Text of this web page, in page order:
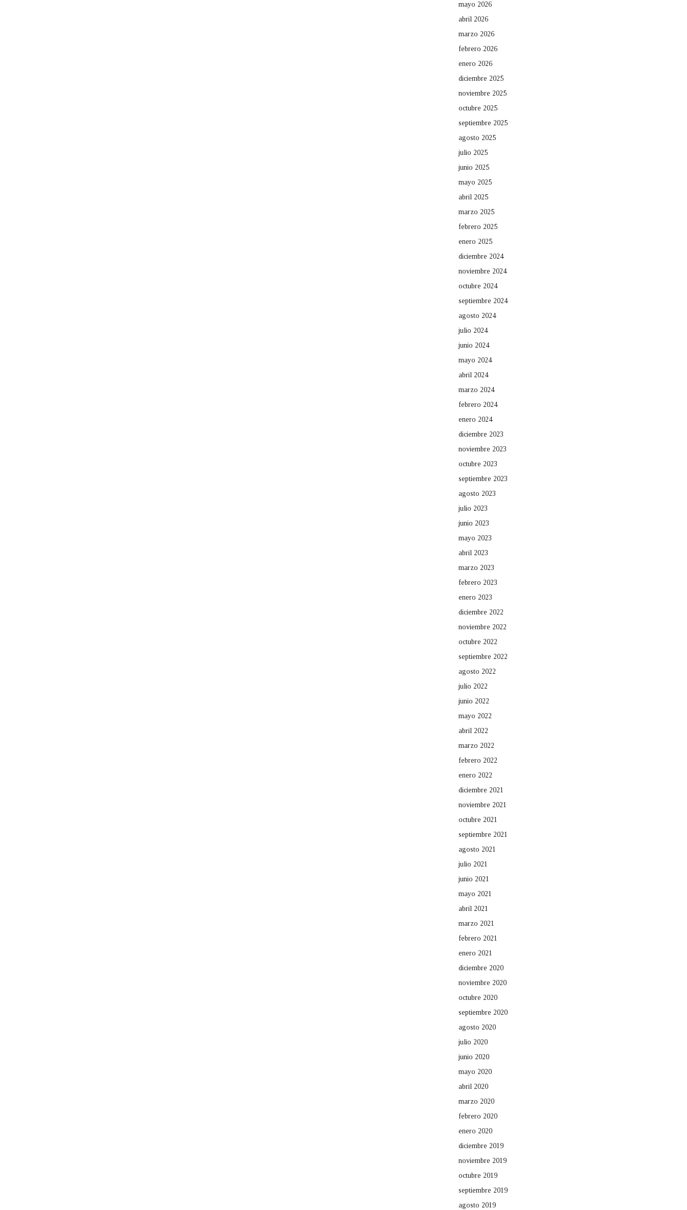
mayo 2026
abril 2026
marzo 2026
febrero 2026
enero 2026
diciembre 2025
noviembre 2025
octubre 2025
septiembre 2025
agosto 2025
julio 2025
junio 2025
mayo 2025
abril 2025
marzo 2025
febrero 2025
enero 2025
diciembre 2024
noviembre 2024
octubre 2024
septiembre 2024
agosto 2024
julio 2024
junio 2024
mayo 2024
abril 2024
marzo 2024
febrero 2024
enero 2024
diciembre 2023
noviembre 2023
octubre 2023
septiembre 2023
agosto 2023
julio 2023
junio 2023
mayo 2023
abril 2023
marzo 2023
febrero 2023
enero 2023
diciembre 2022
noviembre 2022
octubre 2022
septiembre 2022
agosto 2022
julio 2022
junio 2022
mayo 2022
abril 2022
marzo 2022
febrero 2022
enero 2022
diciembre 2021
noviembre 2021
octubre 2021
septiembre 2021
agosto 2021
julio 2021
junio 2021
mayo 2021
abril 2021
marzo 2021
febrero 2021
enero 2021
diciembre 2020
noviembre 2020
octubre 2020
septiembre 2020
agosto 2020
julio 2020
junio 2020
mayo 2020
abril 2020
marzo 2020
febrero 2020
enero 2020
diciembre 2019
noviembre 2019
octubre 2019
septiembre 2019
agosto 2019